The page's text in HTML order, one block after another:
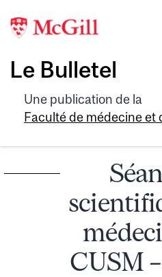
Le Bulletel
Une publication de la
Faculté de médecine et
CUSM